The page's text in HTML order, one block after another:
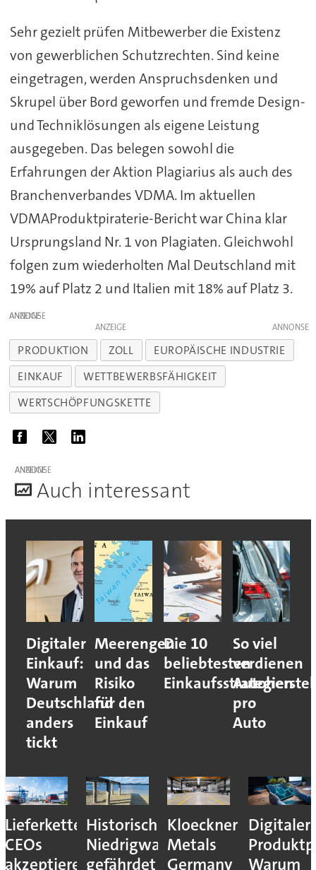
Sehr gezielt prüfen Mitbewerber die Existenz
von gewerblichen Schutzrechten. Sind keine
eingetragen, werden Anspruchsdenken und
Skrupel über Bord geworfen und fremde Design-
und Techniklösungen als eigene Leistung
ausgegeben. Das belegen sowohl die
Erfahrungen der Aktion Plagiarius als auch des
Branchenverbandes VDMA. Im aktuellen
VDMAProduktpiraterie-Bericht war China klar
Ursprungsland Nr. 1 von Plagiaten. Gleichwohl
folgen zum wiederholten Mal Deutschland mit
19% auf Platz 2 und Italien mit 18% auf Platz 3.
ANZEIGE
ANZEIGE
PRODUKTION ZOLL
EUROPÄISCHE INDUSTRIE
EINKAUF
WETTBEWERBSFÄHIGKEIT
WERTSCHÖPFUNGSKETTE
ANZEIGE
Auch interessant
Digitaler
Einkauf:
Warum
Deutschland
anders
tickt
Meerengen
und das
Risiko
für den
Einkauf
Die 10
beliebtesten
Einkaufsstrategien
So viel
verdienen
pro
Auto
Lieferkettenresilienz:
CEOs
akzeptieren
Historisches
Niedrigwasser
gefährdet
Kloeckner
Metals
Germany
Digitaler
Warum